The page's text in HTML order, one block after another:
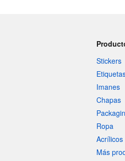
Stickers
Imanes
Chapas
Ropa
Acrílicos
Más